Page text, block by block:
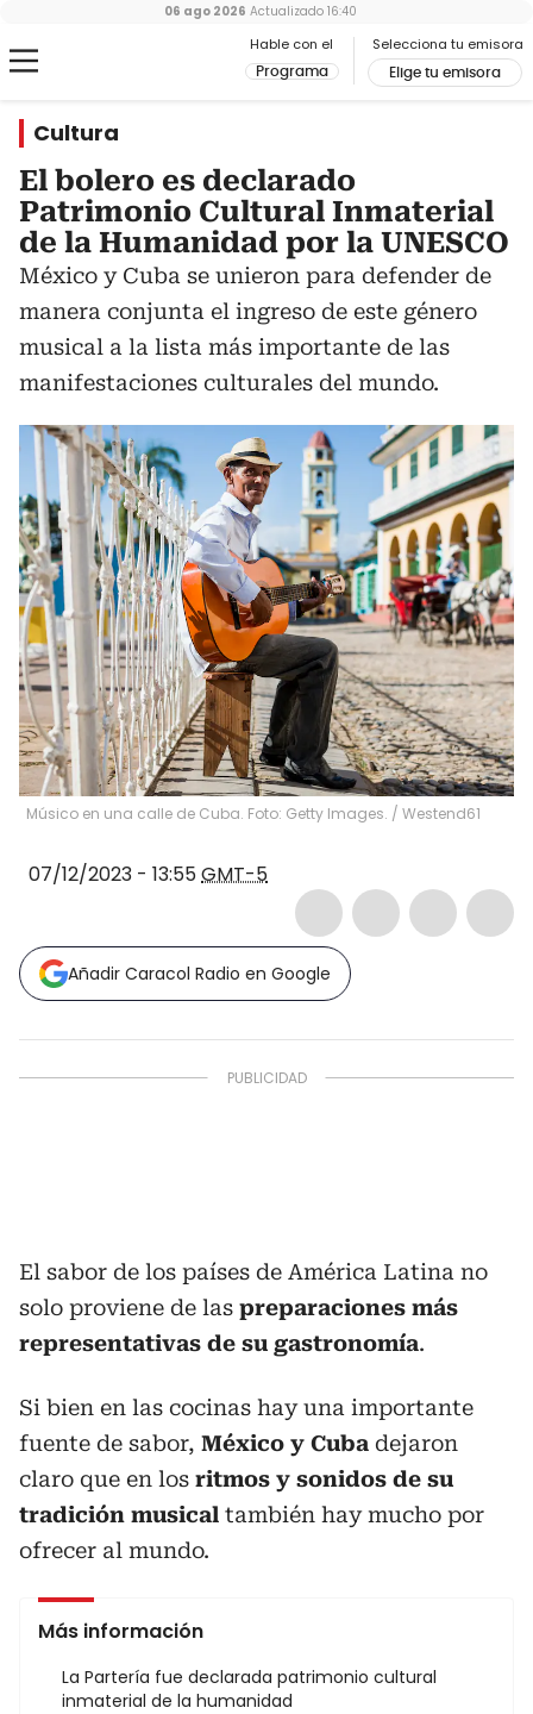
Hable con el
Programa
Selecciona tu emisora
Elige tu emisora
06 ago 2026 Actualizado 16:40
Cultura
El bolero es declarado
Patrimonio Cultural Inmaterial
de la Humanidad por la UNESCO
México y Cuba se unieron para defender de
manera conjunta el ingreso de este género
musical a la lista más importante de las
manifestaciones culturales del mundo.
Músico en una calle de Cuba. Foto: Getty Images. / Westend61
07/12/2023 - 13:55GMT-5
Añadir Caracol Radio en Google
El sabor de los países de América Latina no
solo proviene de las preparaciones más
representativas de su gastronomía.
Si bien en las cocinas hay una importante
fuente de sabor, México y Cuba dejaron
claro que en los ritmos y sonidos de su
tradición musical también hay mucho por
ofrecer al mundo.
Más información
La Partería fue declarada patrimonio cultural
inmaterial de la humanidad